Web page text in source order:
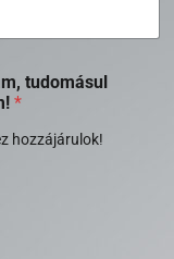
tudomásul
*
hozzájárulok!